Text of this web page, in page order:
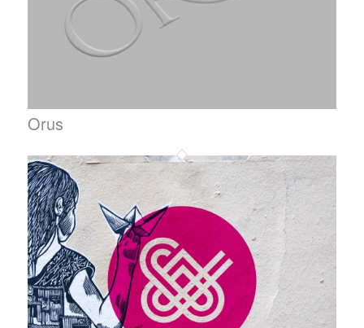
Orus